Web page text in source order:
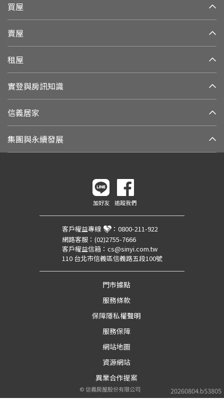
買屋
賣屋
租屋
實登與房訊知識
信義居家
集團與永續發展
20260804.b53805
加好友 追蹤我們
客戶權益專線 ： 0800-211-922
網路客服： (02)2755-7666
客戶權益信箱： cs@sinyi.com.tw
110 台北市信義區信義路五段100號
門市據點
服務條款
保障隱私權聲明
服務保障
網站地圖
資源網站
異業合作提案
©信義房屋股份有限公司